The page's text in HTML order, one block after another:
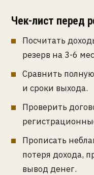
Чек-лист перед
Посчитать
резерв на 3-6
Сравнить
и сроки выхода.
Проверить
Прописать
потеря дохода,
вывод денег.